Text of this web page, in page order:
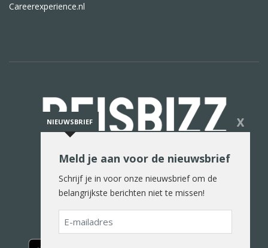
Careerexperience.nl
De reiswereld in woord en beeld
NIEUWSBRIEF X
Meld je aan voor de nieuwsbrief
Schrijf je in voor onze nieuwsbrief om de
belangrijkste berichten niet te missen!
E-
mailadres